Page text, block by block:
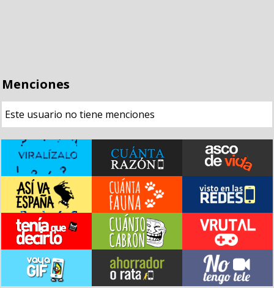
Menciones
Este usuario no tiene menciones